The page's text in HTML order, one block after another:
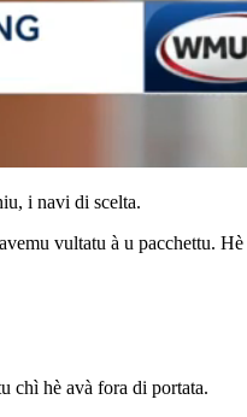
i navi di scelta.
vultatu à u pacchettu.
chì hè avà fora di portata.